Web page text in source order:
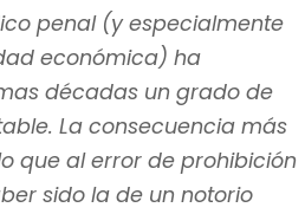
penal (y especialmente
económica) ha
décadas un grado de
La consecuencia más
que al error de prohibición
sido la de un notorio